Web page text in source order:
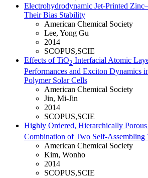
Electrohydrodynamic Jet-Printed
Their Bias Stability
American Chemical Society
Lee, Yong Gu
2014
SCOPUS,SCIE
Effects of TiO2 Interfacial Atomic
Performances and Exciton Dynamics
Polymer Solar Cells
American Chemical Society
Jin, Mi-Jin
2014
SCOPUS,SCIE
Highly Ordered, Hierarchically
Combination of Two Self-Assembling
American Chemical Society
Kim, Wonho
2014
SCOPUS,SCIE